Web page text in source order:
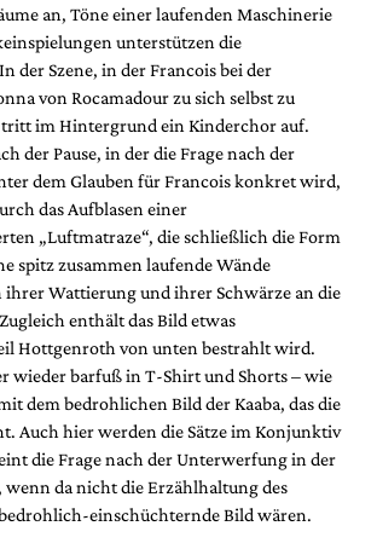
an, Töne einer laufenden Maschinerie
unterstützen die
der Szene, in der Francois bei der
von Rocamadour zu sich selbst zu
im Hintergrund ein Kinderchor auf.
der Pause, in der die Frage nach der
dem Glauben für Francois konkret wird,
das Aufblasen einer
„Luftmatraze“, die schließlich die Form
spitz zusammen laufende Wände
Wattierung und ihrer Schwärze an die
enthält das Bild etwas
Hottgenroth von unten bestrahlt wird.
wieder barfuß in T-Shirt und Shorts – wie
dem bedrohlichen Bild der Kaaba, das die
Auch hier werden die Sätze im Konjunktiv
die Frage nach der Unterwerfung in der
wenn da nicht die Erzählhaltung des
einschüchternde Bild wären.